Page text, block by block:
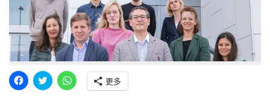
点
击
点
击
点
击 更多